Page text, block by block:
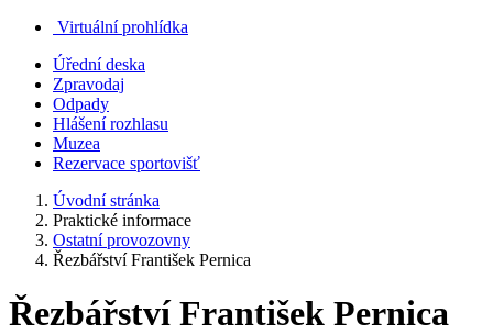
Virtuální prohlídka
Úřední deska
Zpravodaj
Odpady
Hlášení rozhlasu
Muzea
Rezervace sportovišť
Úvodní stránka
Praktické informace
Ostatní provozovny
Řezbářství František Pernica
Řezbářství František Pernica